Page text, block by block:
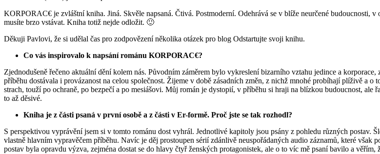
KORPORAC€ je zvláštní kniha. Jiná. Skvěle napsaná. Čtivá. Postmoderní. Odehrává se v blíže neurčené budoucnosti,
musíte brzo vstávat. Kniha totiž nejde odložit. 🙂
Děkuji Pavlovi, že si udělal čas pro zodpovězení několika otázek pro blog Odstartujte svoji knihu.
Co vás inspirovalo k napsání románu KORPORAC€?
Zjednodušeně řečeno aktuální dění kolem nás. Původním záměrem bylo vykreslení bizarního vztahu jedince a
příběhu dostávala i provázanost na celou společnost. Žijeme v době zásadních změn, z nichž mnohé probíhají plíživě a
strach, touží po ochraně, po bezpečí a po mesiášovi. Můj román je dystopií, v příběhu si hraji na blízkou budoucnost,
to až děsivé.
Kniha je z části psaná v první osobě a z části v Er-formě. Proč jste se tak rozhodl?
S perspektivou vyprávění jsem si v tomto románu dost vyhrál. Jednotlivé kapitoly jsou psány z pohledu různých postav.
vlastně hlavním vypravěčem příběhu. Navíc je děj prostoupen sérií zdánlivě neuspořádaných audio záznamů, které
postav byla opravdu výzva, zejména dostat se do hlavy čtyř ženských protagonistek, ale o to víc mě psaní bavilo a